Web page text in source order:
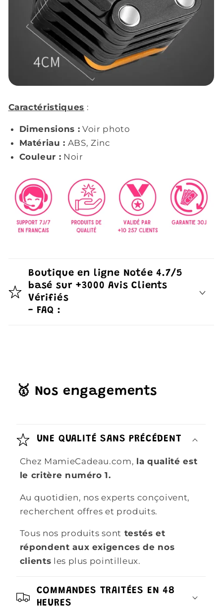
Caractéristiques :
Dimensions : Voir photo
Matériau : ABS, Zinc
Couleur : Noir
Boutique en ligne Notée 4.7/5
basé sur +3000 Avis Clients
Vérifiés
- FAQ :
🥇 Nos engagements
UNE QUALITÉ SANS PRÉCÉDENT
Chez MamieCadeau.com, la qualité est
le critère numéro 1.
Au quotidien, nos experts conçoivent,
recherchent offres et produits.
Tous nos produits sont testés et
répondent aux exigences de nos
clients les plus pointilleux.
COMMANDES TRAITÉES EN 48
HEURES